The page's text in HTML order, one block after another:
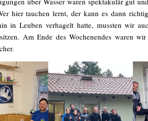
hier tauchen lernt, der kann es dann
in Leuben verhagelt hatte, mussten wir
Am Ende des Wochenendes waren